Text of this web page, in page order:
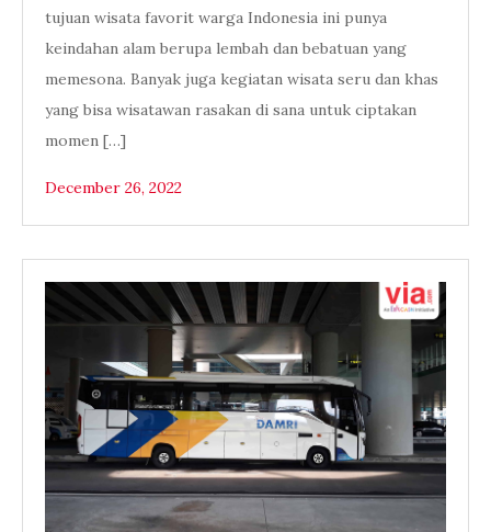
tujuan wisata favorit warga Indonesia ini punya
keindahan alam berupa lembah dan bebatuan yang
memesona. Banyak juga kegiatan wisata seru dan khas
yang bisa wisatawan rasakan di sana untuk ciptakan
momen […]
December 26, 2022